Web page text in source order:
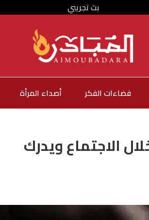
بث تجريبي
فضاءات الفكر أصداء المرأة
الاجتماع ويدرك